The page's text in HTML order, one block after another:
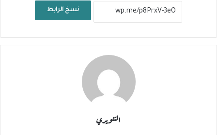
نسخ الرابط
التنويري